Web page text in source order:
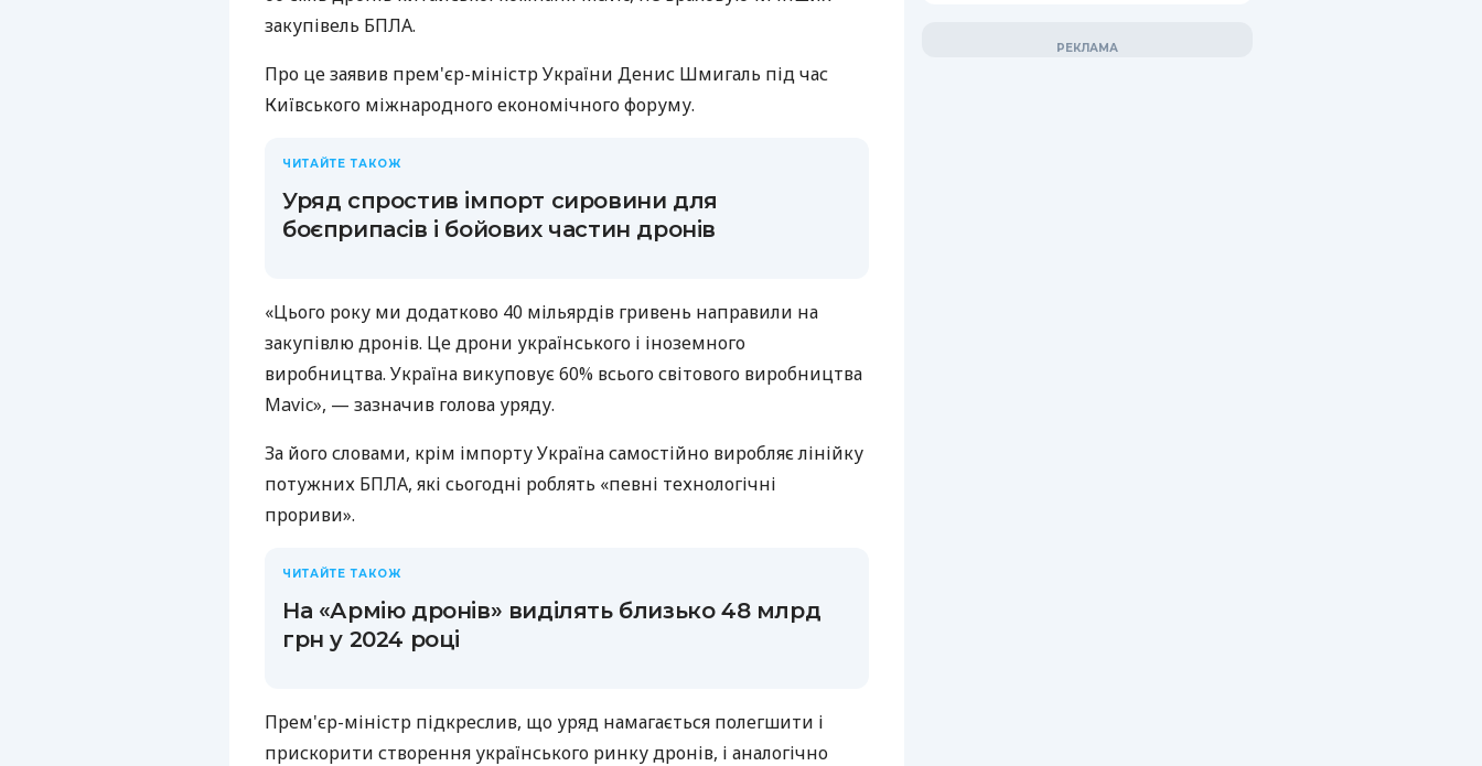
закупівель БПЛА.
Про це заявив прем'єр-міністр України Денис Шмигаль під час
Київського міжнародного економічного форуму.
ЧИТАЙТЕ ТАКОЖ
Уряд спростив імпорт сировини для
боєприпасів і бойових частин дронів
«Цього року ми додатково 40 мільярдів гривень направили на
закупівлю дронів. Це дрони українського і іноземного
виробництва. Україна викуповує 60% всього світового виробництва
Mavic», — зазначив голова уряду.
За його словами, крім імпорту Україна самостійно виробляє лінійку
потужних БПЛА, які сьогодні роблять «певні технологічні
прориви».
ЧИТАЙТЕ ТАКОЖ
На «Армію дронів» виділять близько 48 млрд
грн у 2024 році
Прем'єр-міністр підкреслив, що уряд намагається полегшити і
прискорити створення українського ринку дронів, і аналогічно